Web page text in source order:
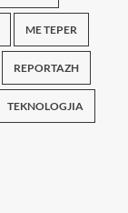
ME TEPER
REPORTAZH
TEKNOLOGJIA